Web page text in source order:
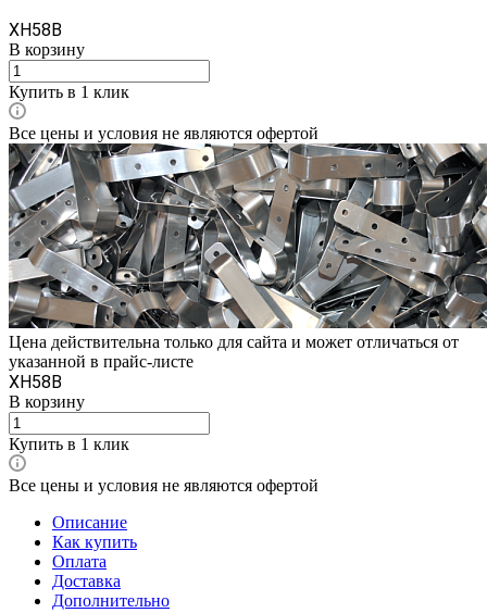
ХН58В
В корзину
Купить в 1 клик
Все цены и условия не являются офертой
Цена действительна только для сайта и может отличаться от
указанной в прайс-листе
ХН58В
В корзину
Купить в 1 клик
Все цены и условия не являются офертой
Описание
Как купить
Оплата
Доставка
Дополнительно